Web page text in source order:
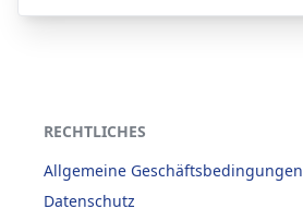
RECHTLICHES
Allgemeine Geschäftsbedingungen
Datenschutz